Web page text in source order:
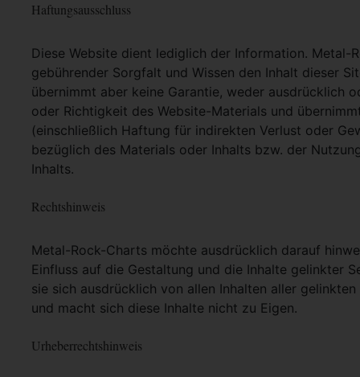
Haftungsausschluss
Diese Website dient lediglich der Information. Metal-
gebührender Sorgfalt und Wissen den Inhalt dieser
übernimmt aber keine Garantie, weder ausdrücklich
oder Richtigkeit des Website-Materials und
(einschließlich Haftung für indirekten Verlust oder
bezüglich des Materials oder Inhalts bzw. der
Inhalts.
Rechtshinweis
Metal-Rock-Charts möchte ausdrücklich darauf
Einfluss auf die Gestaltung und die Inhalte gelinkter
sie sich ausdrücklich von allen Inhalten aller
und macht sich diese Inhalte nicht zu Eigen.
Urheberrechtshinweis